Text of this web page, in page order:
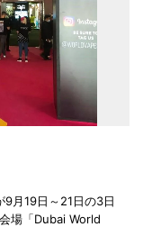
月19日～21日の3日
場「Dubai World